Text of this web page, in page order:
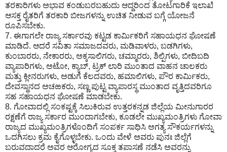
ತರಕಾರಿಗಳು ಅಭಾವ ಕಂಡುಬರಬಹುದು ಆದ್ದರಿಂದ ತೋಟಗಾರಿಕೆ ಇಲಾಖೆ
ಆಸಕ್ತ ರೈತರಿಗೆ ತರಕಾರಿ ಬೀಜಗಳನ್ನು ಉಚಿತ ನೀಡುವ ಬಗ್ಗೆ ಯೋಜನೆ
ರೂಪಿಸಬೇಕು.
7. ಈಗಾಗಲೇ ರಾಜ್ಯ ಸರ್ಕಾರವು ಕಟ್ಟಡ ಕಾರ್ಮಿಕರಿಗೆ ಸಹಾಯಧನ ಘೋಷಣೆ
ಮಾಡಿದೆ. ಆದರೆ ಸವಿತಾ ಸಮಾಜದವರು, ಮಡಿವಾಳರು, ಬಡಗಿಗಳು,
ಕುಂಬಾರರು, ನೇಕಾರರು, ಅಕ್ಕಸಾಲಿಗರು, ಚಮ್ಮಾರರು, ಶಿಲ್ಪಿಗಳು, ಬೀದಿಬದಿ
ವ್ಯಾಪಾರಿಗಳು, ಅಟೋ, ಕ್ಯಾಬ್, ಟ್ರಕ್ ಲಾರಿ ಮುಂತಾದ ವಾಹನ ಚಾಲಕರು
ಮತ್ತು ಕ್ಲೀನರುಗಳು, ಅಡುಗೆ ಕೆಲದವರು, ಹಮಾಲಿಗಳು, ಪೌರ ಕಾರ್ಮಿಕರು,
ದೇವಸ್ಥಾನದ ಅಚಱಕರು, ಸಣ್ಣ ಪುಟ್ಟ ವ್ಯಾಪಾರಸ್ಥ ಮುಂತಾದ ವೃತ್ತಿದವರಿಗೂ
ಸಹ ಸಹಾಯಧನ ಘೋಷಣೆ ಮಾಡಬೇಕು.
8. ಗೋವಾದಲ್ಲಿ ಸಂಕಷ್ಟಕ್ಕೆ ಸಿಲುಕಿರುವ ಉತ್ತರಕನ್ನಡ ಜಿಲ್ಲೆಯ ಮೀನುಗಾರರ
ರಕ್ಷಣೆಗೆ ರಾಜ್ಯ ಸರ್ಕಾರ ಮುಂದಾಗಬೇಕು, ಕೂಡಲೇ ಮುಖ್ಯಮಂತ್ರಿಗಳು ಗೋವಾ
ರಾಜ್ಯದ ಮುಖ್ಯಮಂತ್ರಿಗಳೊಂದಿಗೆ ಸಂಪರ್ಕ ಸಾಧಿಸಿ ಅಗತ್ಯ ಸೌಕರ್ಯಗಳನ್ನು
ಒದಗಿಸಲು ಕ್ರಮ ಕೈಗೊಳ್ಳಬೇಕು. ಒಂದು ವೇಳೆ ಅವರು ಪುನಃ ಜಿಲ್ಲೆಗೆ
ಬರುವದಾದರೆ ಅವರ ಆರೋಗ್ಯದ ಸೂಕ್ತ ತಪಾಸಣೆ ನಡೆಸಿ ಅವರನ್ನು